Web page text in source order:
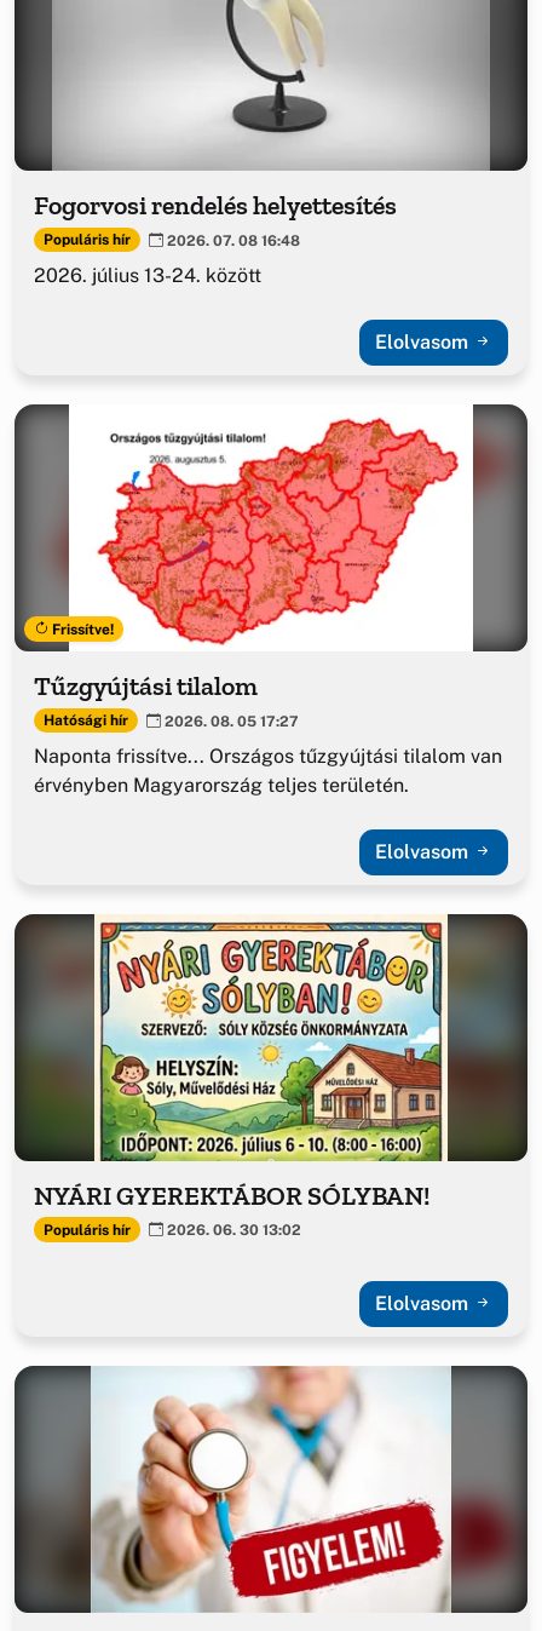
Fogorvosi rendelés helyettesítés
Populáris hír 2026. 07. 08 16:48
2026. július 13-24. között
Elolvasom
Frissítve!
Tűzgyújtási tilalom
Hatósági hír 2026. 08. 05 17:27
Naponta frissítve... Országos tűzgyújtási tilalom van
érvényben Magyarország teljes területén.
Elolvasom
NYÁRI GYEREKTÁBOR SÓLYBAN!
Populáris hír 2026. 06. 30 13:02
Elolvasom